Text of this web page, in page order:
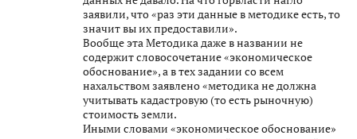
заявили, что «раз эти данные в методике есть, то
значит вы их предоставили».
Вообще эта Методика даже в названии не
содержит словосочетание «экономическое
обоснование», а в тех задании со всем
нахальством заявлено «методика не должна
учитывать кадастровую (то есть рыночную)
стоимость земли.
Иными словами «экономическое обоснование»